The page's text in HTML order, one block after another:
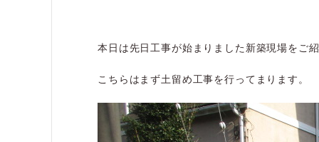
本日は先日工事が始まりました新築現場をご
こちらはまず土留め工事を行ってまります。